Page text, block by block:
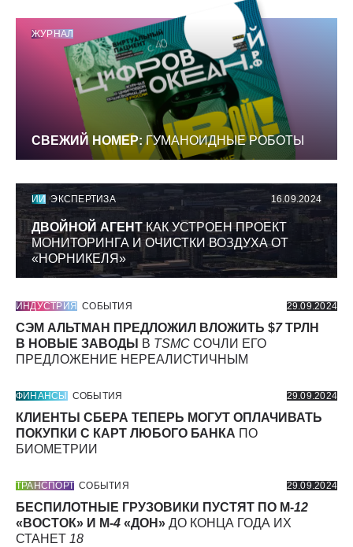
ЖУРНАЛ
СВЕЖИЙ НОМЕР: ГУМАНОИДНЫЕ РОБОТЫ
ИИ ЭКСПЕРТИЗА 16.09.2024
ДВОЙНОЙ АГЕНТКАК УСТРОЕН ПРОЕКТ
МОНИТОРИНГА И ОЧИСТКИ ВОЗДУХА ОТ
«НОРНИКЕЛЯ»
ИНДУСТРИЯ СОБЫТИЯ 29.09.2024
СЭМ АЛЬТМАН ПРЕДЛОЖИЛ ВЛОЖИТЬ $7ТРЛН
В НОВЫЕ ЗАВОДЫ
В TSMC СОЧЛИ ЕГО
ПРЕДЛОЖЕНИЕ НЕРЕАЛИСТИЧНЫМ
ФИНАНСЫ СОБЫТИЯ 29.09.2024
КЛИЕНТЫ СБЕРА ТЕПЕРЬ МОГУТ ОПЛАЧИВАТЬ
ПОКУПКИ С КАРТ ЛЮБОГО БАНКА ПО
БИОМЕТРИИ
ТРАНСПОРТ СОБЫТИЯ 29.09.2024
БЕСПИЛОТНЫЕ ГРУЗОВИКИ ПУСТЯТ ПО М-12
«ВОСТОК» И М-4 «ДОН» ДО КОНЦА ГОДА ИХ
СТАНЕТ 18